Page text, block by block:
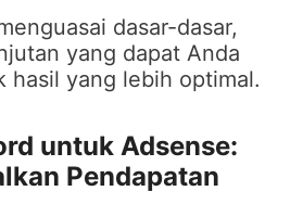
dasar-dasar,
yang dapat Anda
hasil yang lebih optimal.
untuk Adsense:
Pendapatan